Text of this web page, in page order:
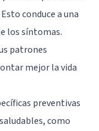
conduce a una
los síntomas.
patrones
mejor la vida
preventivas
como